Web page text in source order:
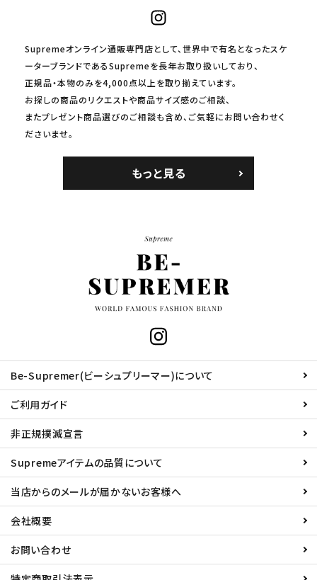
Supremeオンライン通販専門店として、世界中で有名となったスケ
ーターブランドであるSupremeを長年お取り扱いしており、
正規品・本物のみを4,000点以上を取り揃えています。
お探しの商品のリクエストや商品サイズ感のご相談、
またプレゼント商品選びのご相談も含め、ご気軽にお問い合わせく
ださいませ。
もっと見る
Be-Supremer(ビーシュプリーマー)について
ご利用ガイド
非正規撲滅宣言
Supremeアイテムの品質について
当店からのメールが届かないお客様へ
会社概要
お問い合わせ